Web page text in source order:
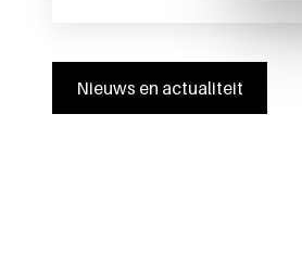
Nieuws en actualiteit